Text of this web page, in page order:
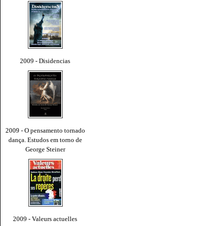
2009 - Disidencias
2009 - O pensamento tornado
dança. Estudos em torno de
George Steiner
2009 - Valeurs actuelles